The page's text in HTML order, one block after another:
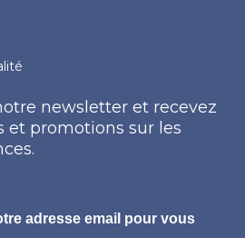
newsletter et recevez
et promotions sur les
adresse email pour vous